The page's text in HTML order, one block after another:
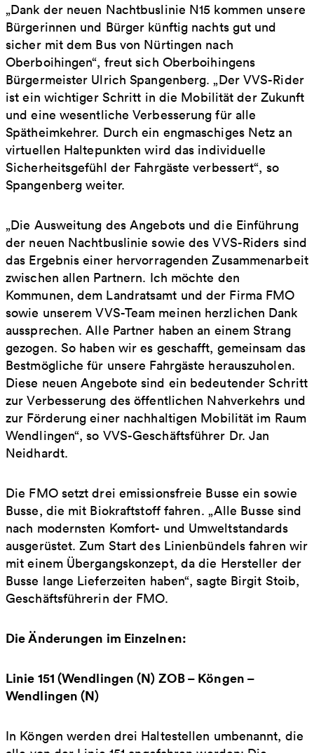
„Dank der neuen Nachtbuslinie N15 kommen unsere
Bürgerinnen und Bürger künftig nachts gut und
sicher mit dem Bus von Nürtingen nach
Oberboihingen“, freut sich Oberboihingens
Bürgermeister Ulrich Spangenberg. „Der VVS-Rider
ist ein wichtiger Schritt in die Mobilität der Zukunft
und eine wesentliche Verbesserung für alle
Spätheimkehrer. Durch ein engmaschiges Netz an
virtuellen Haltepunkten wird das individuelle
Sicherheitsgefühl der Fahrgäste verbessert“, so
Spangenberg weiter.
„Die Ausweitung des Angebots und die Einführung
der neuen Nachtbuslinie sowie des VVS-Riders sind
das Ergebnis einer hervorragenden Zusammenarbeit
zwischen allen Partnern. Ich möchte den
Kommunen, dem Landratsamt und der Firma FMO
sowie unserem VVS-Team meinen herzlichen Dank
aussprechen. Alle Partner haben an einem Strang
gezogen. So haben wir es geschafft, gemeinsam das
Bestmögliche für unsere Fahrgäste herauszuholen.
Diese neuen Angebote sind ein bedeutender Schritt
zur Verbesserung des öffentlichen Nahverkehrs und
zur Förderung einer nachhaltigen Mobilität im Raum
Wendlingen“, so VVS-Geschäftsführer Dr. Jan
Neidhardt.
Die FMO setzt drei emissionsfreie Busse ein sowie
Busse, die mit Biokraftstoff fahren. „Alle Busse sind
nach modernsten Komfort- und Umweltstandards
ausgerüstet. Zum Start des Linienbündels fahren wir
mit einem Übergangskonzept, da die Hersteller der
Busse lange Lieferzeiten haben“, sagte Birgit Stoib,
Geschäftsführerin der FMO.
Die Änderungen im Einzelnen:
Linie 151 (Wendlingen (N) ZOB – Köngen –
Wendlingen (N)
In Köngen werden drei Haltestellen umbenannt, die